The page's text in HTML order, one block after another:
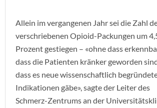
Allein im vergangenen Jahr sei die Zahl
verschriebenen Opioid-Packungen um
Prozent gestiegen – «ohne dass
dass die Patienten kränker geworden
dass es neue wissenschaftlich
Indikationen gäbe», sagte der Leiter des
Schmerz-Zentrums an der